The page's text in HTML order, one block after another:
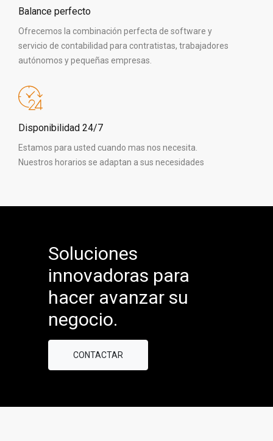
Balance perfecto
Ofrecemos la combinación perfecta de software y
servicio de contabilidad para contratistas, trabajadores
autónomos y pequeñas empresas.
Disponibilidad 24/7
Estamos para usted cuando mas nos necesita.
Nuestros horarios se adaptan a sus necesidades
Soluciones
innovadoras para
hacer avanzar su
negocio.
CONTACTAR